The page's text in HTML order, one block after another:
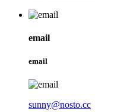
email
email
sunny@nosto.cc